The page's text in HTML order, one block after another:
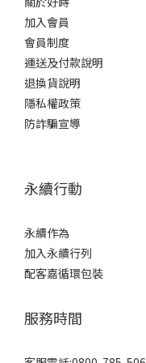
加入會員
會員制度
運送及付款說明
退換貨說明
隱私權政策
防詐騙宣導
永續行動
永續作為
加入永續行列
配客嘉循環包裝
服務時間